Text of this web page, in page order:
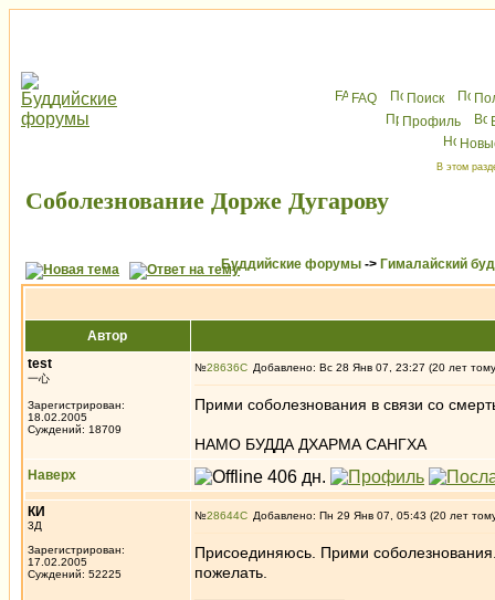
FAQ Поиск
Профиль
В этом
Соболезнование Дорже Дугарову
Буддийские форумы -> Гималайский
Автор
test
一心
Зарегистрирован:
18.02.2005
Суждений: 18709
№28636 Добавлено: Вс 28 Янв 07, 23:27 (20 лет
Прими соболезнования в связи со
НАМО БУДДА ДХАРМА САНГХА
Наверх
КИ
3Д
Зарегистрирован:
17.02.2005
Суждений: 52225
№28644 Добавлено: Пн 29 Янв 07, 05:43 (20 лет
Присоединяюсь. Прими
пожелать.